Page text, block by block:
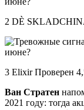
2 DÈ
3 Elixir Проверен
Ван Стратен
2021 году: тогда